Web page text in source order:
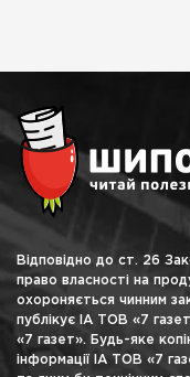
Відповідно до ст. 26
право власності на
охороняється чинним
публікує ІА ТОВ «7
«7 газет». Будь-яке
інформації ІА ТОВ «7